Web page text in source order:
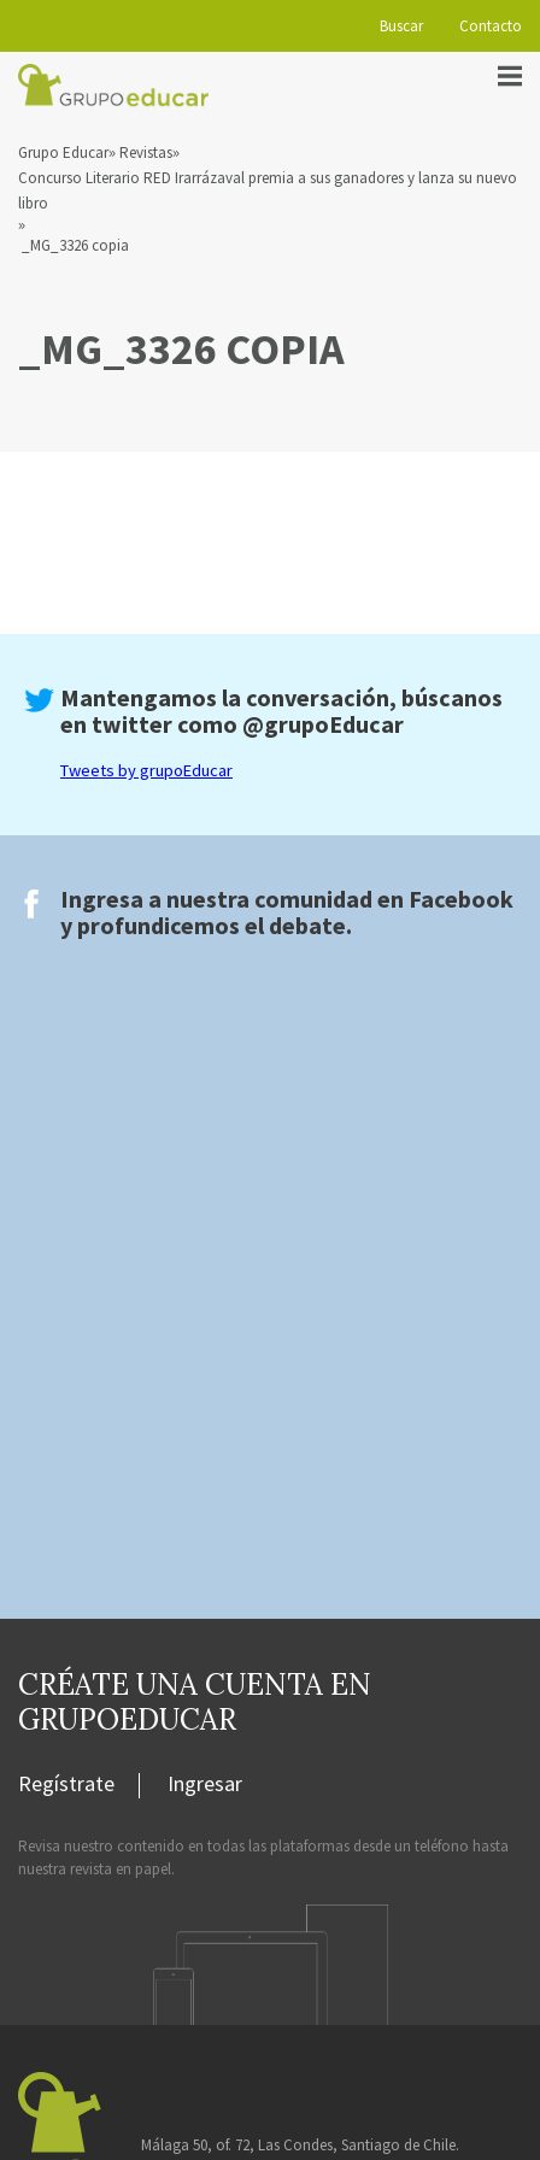
Buscar Contacto
Grupo Educar Revistas
Concurso Literario RED Irarrázaval premia a sus ganadores y lanza su nuevo
libro
_MG_3326 copia
_MG_3326 COPIA
Mantengamos la conversación, búscanos
en twitter como @grupoEducar
Tweets by grupoEducar
Ingresa a nuestra comunidad en Facebook
y profundicemos el debate.
CRÉATE UNA CUENTA EN
GRUPOEDUCAR
Regístrate Ingresar
Revisa nuestro contenido en todas las plataformas desde un teléfono hasta
nuestra revista en papel.
Málaga 50, of. 72, Las Condes, Santiago de Chile.